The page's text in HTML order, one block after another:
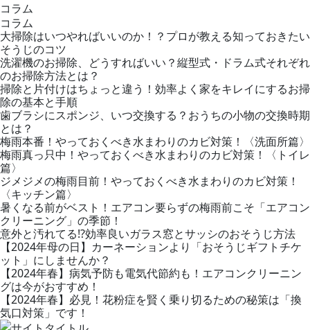
コラム
コラム
大掃除はいつやればいいのか！？プロが教える知っておきたい
そうじのコツ
洗濯機のお掃除、どうすればいい？縦型式・ドラム式それぞれ
のお掃除方法とは？
掃除と片付けはちょっと違う！効率よく家をキレイにするお掃
除の基本と手順
歯ブラシにスポンジ、いつ交換する？おうちの小物の交換時期
とは？
梅雨本番！やっておくべき水まわりのカビ対策！〈洗面所篇〉
梅雨真っ只中！やっておくべき水まわりのカビ対策！〈トイレ
篇〉
ジメジメの梅雨目前！やっておくべき水まわりのカビ対策！
〈キッチン篇〉
暑くなる前がベスト！エアコン要らずの梅雨前こそ「エアコン
クリーニング」の季節！
意外と汚れてる!?効率良いガラス窓とサッシのおそうじ方法
【2024年母の日】カーネーションより「おそうじギフトチケ
ット」にしませんか？
【2024年春】病気予防も電気代節約も！エアコンクリーニン
グは今がおすすめ！
【2024年春】必見！花粉症を賢く乗り切るための秘策は「換
気口対策」です！